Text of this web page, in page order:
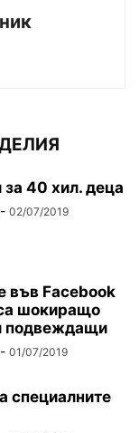
40 хил. деца
- 02/07/2019
във Facebook
шокиращо
подвеждащи
- 01/07/2019
специалните